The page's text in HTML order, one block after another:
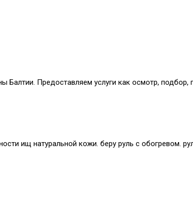
Предоставляем услуги как осмотр, подбор,
ищ натуральной кожи. беру руль с обогревом.